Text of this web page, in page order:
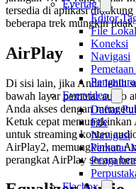
Evertag
Editor
File Lokal
Koneksi
Navigasi
Evervideo
Daftar
File
Navigasi
Pemutar
Flacbox
tersedia di aplikasi
beberapa trek mungkin tidak
AirPlay
Di sisi lain, jika Anda lebih
bawah layar pemutar audio
Anda akses dengan
Ketuk cepat memungkinkan
untuk streaming konten
AirPlay2, memungkinkan
perangkat AirPlay secara